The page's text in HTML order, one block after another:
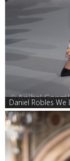
Daniel Robles